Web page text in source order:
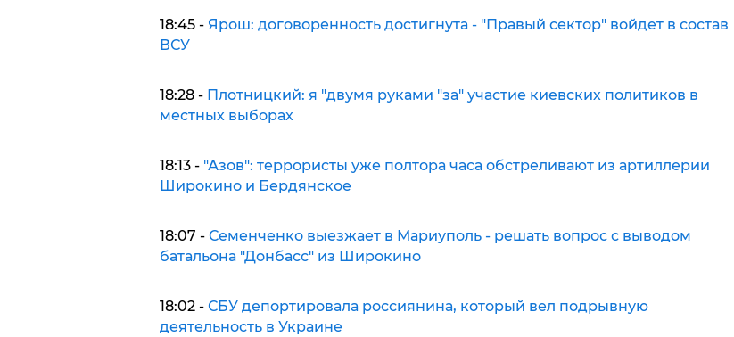
18:45 - Ярош: договоренность достигнута - "Правый сектор" войдет в состав
ВСУ
18:28 - Плотницкий: я "двумя руками "за" участие киевских политиков в
местных выборах
18:13 - "Азов": террористы уже полтора часа обстреливают из артиллерии
Широкино и Бердянское
18:07 - Семенченко выезжает в Мариуполь - решать вопрос с выводом
батальона "Донбасс" из Широкино
18:02 - СБУ депортировала россиянина, который вел подрывную
деятельность в Украине